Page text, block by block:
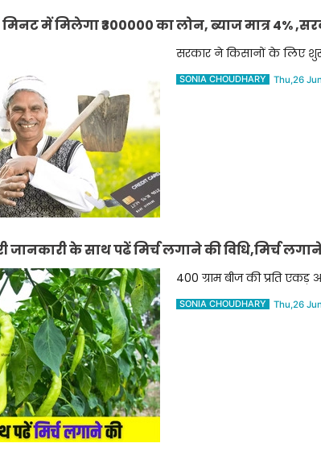
में मिलेगा ₹300000 का लोन, ब्याज मात्र 4%
सरकार ने किसानों के लिए
SONIA CHOUDHARY Thu,26
जानकारी के साथ पढें मिर्च लगाने की विधि,मिर्च
400 ग्राम बीज की प्रति एकड़
SONIA CHOUDHARY Thu,26